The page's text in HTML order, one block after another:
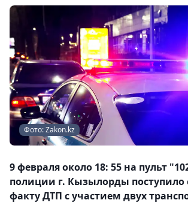
Фото: Zakon.kz
9 февраля около 18: 55 на пульт
полиции г. Кызылорды поступило
факту ДТП с участием двух